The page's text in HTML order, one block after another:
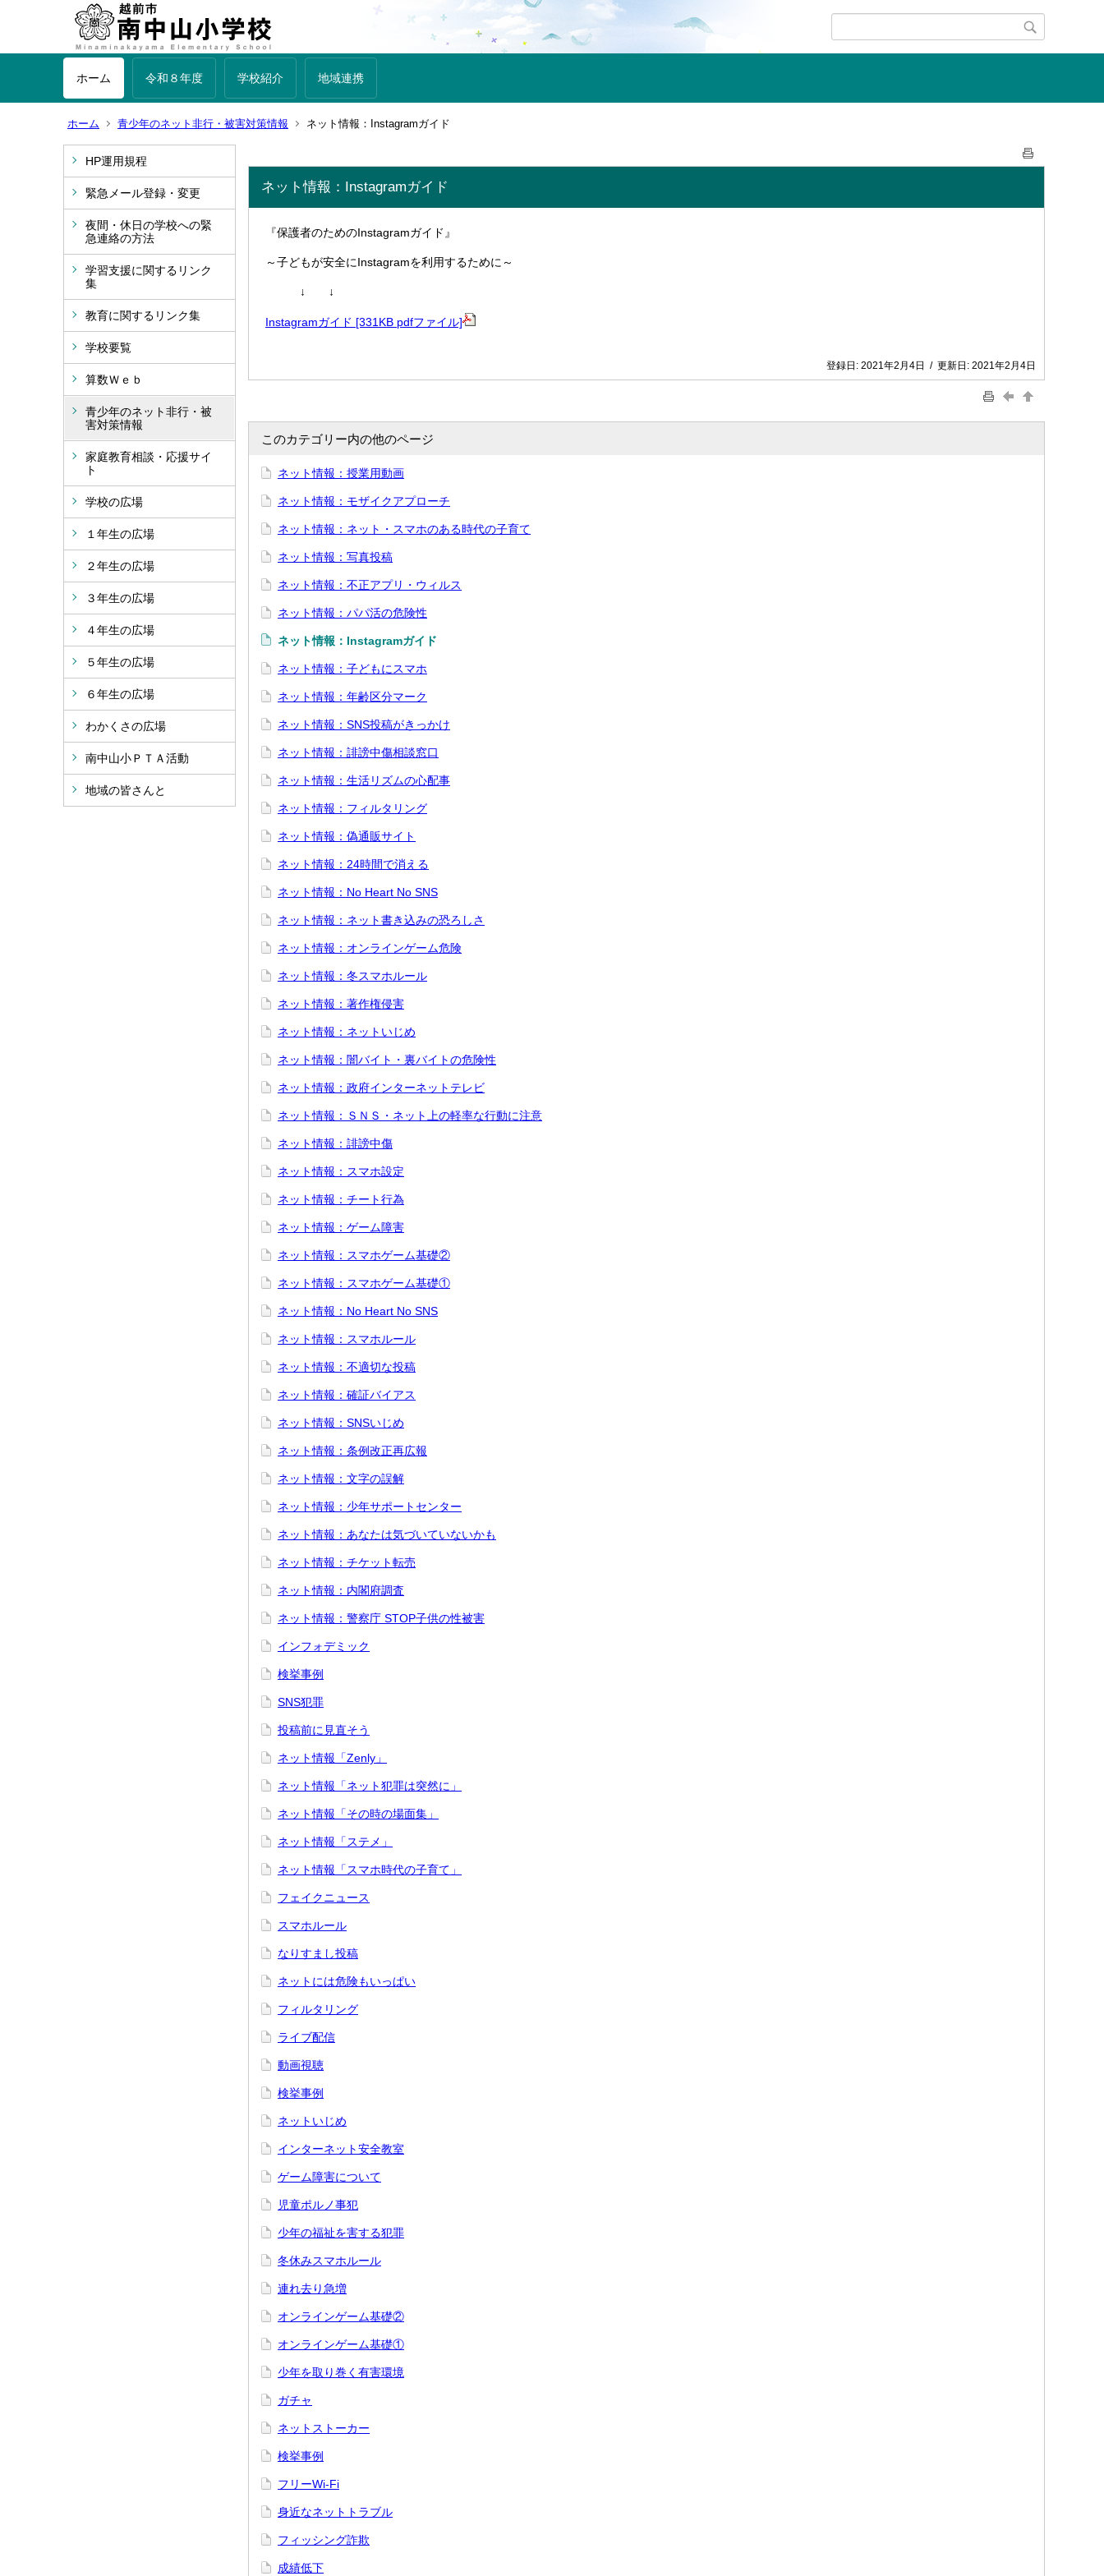
ホーム 令和８年度 学校紹介 地域連携
ホーム 青少年のネット非行・被害対策情報 ネット情報：Instagramガイド
HP運用規程
緊急メール登録・変更
夜間・休日の学校への緊
急連絡の方法
学習支援に関するリンク
集
教育に関するリンク集
学校要覧
算数Ｗｅｂ
青少年のネット非行・被
害対策情報
家庭教育相談・応援サイ
ト
学校の広場
１年生の広場
２年生の広場
３年生の広場
４年生の広場
５年生の広場
６年生の広場
わかくさの広場
南中山小ＰＴＡ活動
地域の皆さんと
ネット情報：Instagramガイド
『保護者のためのInstagramガイド』
～子どもが安全にInstagramを利用するために～
↓ ↓
Instagramガイド [331KB pdfファイル]
登録日: 2021年2月4日 / 更新日: 2021年2月4日
このカテゴリー内の他のページ
ネット情報：授業用動画
ネット情報：モザイクアプローチ
ネット情報：ネット・スマホのある時代の子育て
ネット情報：写真投稿
ネット情報：不正アプリ・ウィルス
ネット情報：パパ活の危険性
ネット情報：Instagramガイド
ネット情報：子どもにスマホ
ネット情報：年齢区分マーク
ネット情報：SNS投稿がきっかけ
ネット情報：誹謗中傷相談窓口
ネット情報：生活リズムの心配事
ネット情報：フィルタリング
ネット情報：偽通販サイト
ネット情報：24時間で消える
ネット情報：No Heart No SNS
ネット情報：ネット書き込みの恐ろしさ
ネット情報：オンラインゲーム危険
ネット情報：冬スマホルール
ネット情報：著作権侵害
ネット情報：ネットいじめ
ネット情報：闇バイト・裏バイトの危険性
ネット情報：政府インターネットテレビ
ネット情報：ＳＮＳ・ネット上の軽率な行動に注意
ネット情報：誹謗中傷
ネット情報：スマホ設定
ネット情報：チート行為
ネット情報：ゲーム障害
ネット情報：スマホゲーム基礎②
ネット情報：スマホゲーム基礎①
ネット情報：No Heart No SNS
ネット情報：スマホルール
ネット情報：不適切な投稿
ネット情報：確証バイアス
ネット情報：SNSいじめ
ネット情報：条例改正再広報
ネット情報：文字の誤解
ネット情報：少年サポートセンター
ネット情報：あなたは気づいていないかも
ネット情報：チケット転売
ネット情報：内閣府調査
ネット情報：警察庁 STOP子供の性被害
インフォデミック
検挙事例
SNS犯罪
投稿前に見直そう
ネット情報「Zenly」
ネット情報「ネット犯罪は突然に」
ネット情報「その時の場面集」
ネット情報「ステメ」
ネット情報「スマホ時代の子育て」
フェイクニュース
スマホルール
なりすまし投稿
ネットには危険もいっぱい
フィルタリング
ライブ配信
動画視聴
検挙事例
ネットいじめ
インターネット安全教室
ゲーム障害について
児童ポルノ事犯
少年の福祉を害する犯罪
冬休みスマホルール
連れ去り急増
オンラインゲーム基礎②
オンラインゲーム基礎①
少年を取り巻く有害環境
ガチャ
ネットストーカー
検挙事例
フリーWi-Fi
身近なネットトラブル
フィッシング詐欺
成績低下